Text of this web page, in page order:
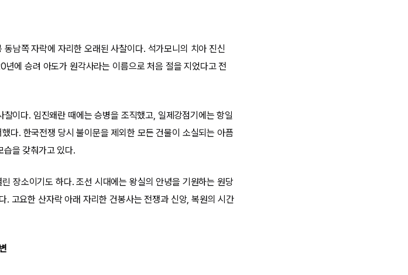
남쪽 자락에 자리한 오래된 사찰이다. 석가모니의 치아 진신
에 승려 아도가 원각사라는 이름으로 처음 절을 지었다고 전
이다. 임진왜란 때에는 승병을 조직했고, 일제강점기에는 항일
다. 한국전쟁 당시 불이문을 제외한 모든 건물이 소실되는 아픔
을 갖춰가고 있다.
장소이기도 하다. 조선 시대에는 왕실의 안녕을 기원하는 원당
고요한 산자락 아래 자리한 건봉사는 전쟁과 신앙, 복원의 시간